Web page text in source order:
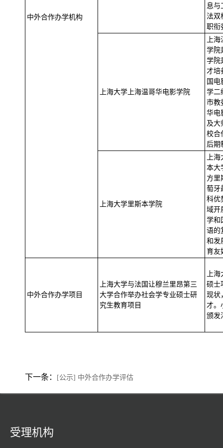
中外合作办学机构
息与
法双
职衔
上海大学上海温哥华电影学院
上
学院
学院
才培
国
学二
市教
华电
及大
校合
后期
上海大学里斯本学院
上
本大
方里
萄牙
科优
域开
学和
语的
和发
育友
中外合作办学项目
上海大学与法国让穆兰里昂第三
大学合作举办社会学专业硕士研
究生教育项目
上
硕士
现状
才。
颁发
下一条： [公示] 中外合作办学评估
受理机构